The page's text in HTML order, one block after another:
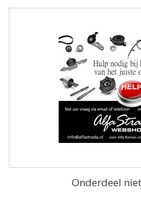
Onderdeel